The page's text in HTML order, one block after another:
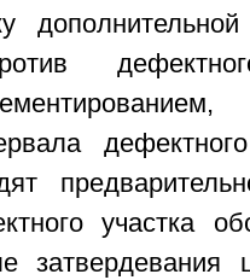
участка
затвердевания